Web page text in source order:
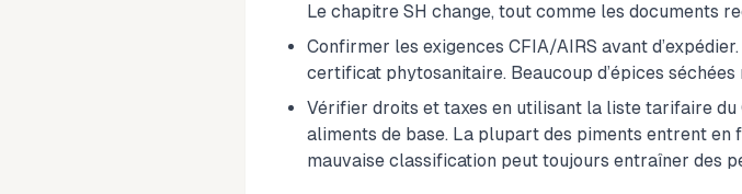
Le chapitre SH change, tout comme les documents
Confirmer les exigences CFIA/AIRS avant
certificat phytosanitaire. Beaucoup d’épices séchées
Vérifier droits et taxes en utilisant la liste tarifaire du
aliments de base. La plupart des piments entrent en
mauvaise classification peut toujours entraîner des